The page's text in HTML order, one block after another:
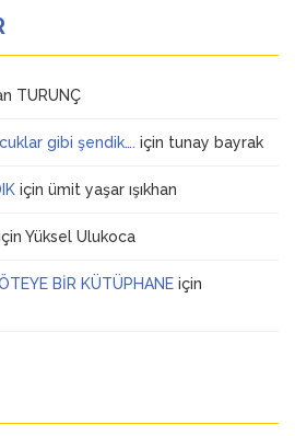
TURUNÇ
gibi şendik…. için tunay bayrak
için ümit yaşar ışıkhan
Yüksel Ulukoca
BİR KÜTÜPHANE için